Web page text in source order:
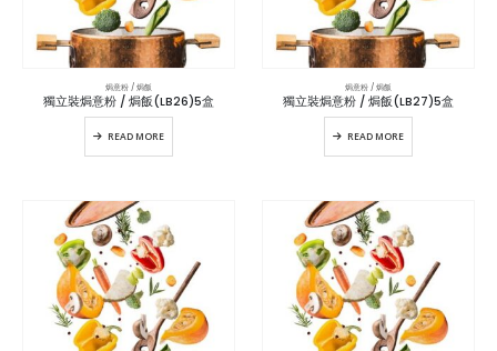
焗意粉 / 焗飯
獨立裝焗意粉 / 焗飯(LB26)5盒
READ MORE
焗意粉 / 焗飯
獨立裝焗意粉 / 焗飯(LB27)5盒
READ MORE